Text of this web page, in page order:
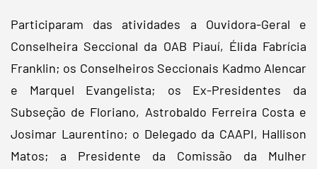
Participaram das atividades a Ouvidora-Geral e
Conselheira Seccional da OAB Piauí, Élida Fabrícia
Franklin; os Conselheiros Seccionais Kadmo Alencar
e Marquel Evangelista; os Ex-Presidentes da
Subseção de Floriano, Astrobaldo Ferreira Costa e
Josimar Laurentino; o Delegado da CAAPI, Hallison
Matos; a Presidente da Comissão da Mulher